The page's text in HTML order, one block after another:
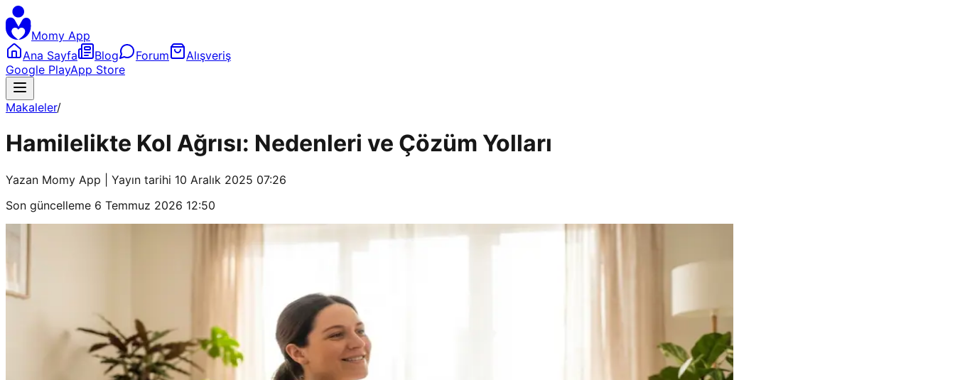
Momy App
Ana Sayfa
Blog Forum
Alışveriş
Google PlayApp Store
Makaleler/
Hamilelikte Kol Ağrısı: Nedenleri ve Çözüm Yolları
Yazan Momy App | Yayın tarihi 10 Aralık 2025 07:26
Son güncelleme 6 Temmuz 2026 12:50